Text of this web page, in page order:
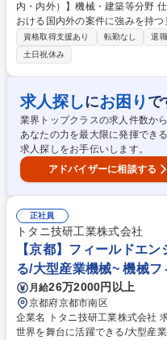
内・内外）】機械・建築等分野 仕事の内容 ソフトウェア/電気/機械分野に
おける国内外の案件に強みを持
国内外での特許権利化及び特許
定等）をお任せします。 ※弁理士未登録者は、上記業務の補助業務に限
る。 ＜働き方＞リモートワーク
件の多くが海外のグローバル大
大にも力を入れており、国内案
最先端技術を世界水準で支援する、
【弁理士/特許技術者（国内・内
資格取得支援あり 転勤なし 退
土日祝休み
求人探しにお困り で
業界トップクラスの求人件数から
あなたの力を最大限に発揮できる
求人探しをお手伝いします。
アドバイザーに相談する
正社員
トタニ技研工業株式会社
【京都】フィールドエ
る/大型産業機械~ 機械
月給26万2000円以上
京都府京都市南区
企業名 トタニ技研工業株式会社 求人名 【京都】フィールドエンジニア～
世界を舞台に活躍できる/大型産業機械～ 仕事の内容 社内